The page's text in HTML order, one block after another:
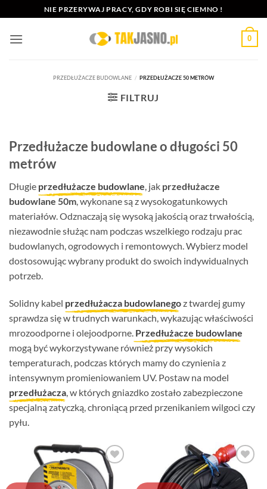
do
zawartości
NIE PRZERYWAJ PRACY, GDY ROBI SIĘ CIEMNO !
0
PRZEDŁUŻACZE BUDOWLANE / PRZEDŁUŻACZE 50 METRÓW
FILTRUJ
Przedłużacze budowlane o długości 50
metrów
Długie przedłużacze budowlane, jak przedłużacze
budowlane 50m, wykonane są z wysokogatunkowych
materiałów. Odznaczają się wysoką jakością oraz trwałością,
niezawodnie służąc nam podczas wszelkiego rodzaju prac
budowlanych, ogrodowych i remontowych. Wybierz model
dostosowując wybrany produkt do swoich indywidualnych
potrzeb.
Solidny kabel przedłużacza budowlanegoz twardej gumy
sprawdza się w trudnych warunkach, wykazując właściwości
mrozoodporne i olejoodporne. Przedłużacze budowlane
mogą być wykorzystywane również przy wysokich
temperaturach, podczas których mamy do czynienia z
intensywnym promieniowaniem UV. Postaw na model
przedłużacza, w których gniazdko zostało zabezpieczone
specjalną zatyczką, chroniącą przed przenikaniem wilgoci czy
pyłu.
Dodaj do
ulubionych
Dodaj do
ulubionych